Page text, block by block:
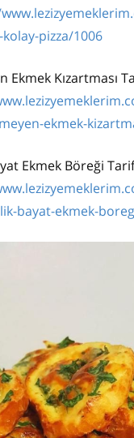
pizza/1006
Ekmek Kızartması
ekmek-
Ekmek Böreği
bayat-ekmek-